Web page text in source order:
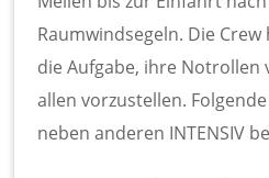
Raumwindsegeln. Die
die Aufgabe, ihre
allen vorzustellen.
neben anderen INTENSIV